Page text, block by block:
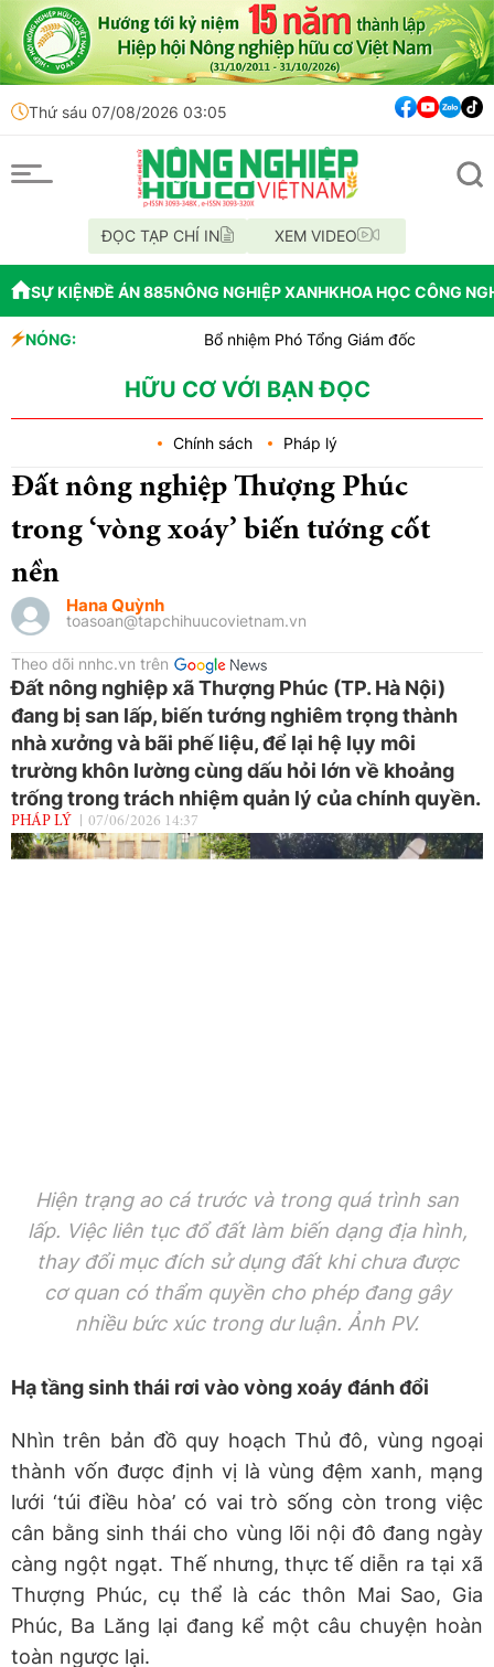
Thứ sáu 07/08/2026 03:05
ĐỌC TẠP CHÍ IN XEM VIDEO
SỰ KIỆNĐỀ ÁN 885NÔNG NGHIỆP XANHKHOA HỌC CÔNG
NÓNG:
Bổ nhiệm Phó Tổng Giám đốc Trung tâm Truyền
Bắc Ninh công bố quy hoạch chiến lược, chính
HỮU CƠ VỚI BẠN ĐỌC
Chính sách Pháp lý
Đất nông nghiệp Thượng Phúc
trong ‘vòng xoáy’ biến tướng cốt
nền
Hana Quỳnh
toasoan@tapchihuucovietnam.vn
Theo dõi nnhc.vn trên
Đất nông nghiệp xã Thượng Phúc (TP. Hà Nội)
đang bị san lấp, biến tướng nghiêm trọng thành
nhà xưởng và bãi phế liệu, để lại hệ lụy môi
trường khôn lường cùng dấu hỏi lớn về khoảng
trống trong trách nhiệm quản lý của chính quyền.
PHÁP LÝ 07/06/2026 14:37
Hiện trạng ao cá trước và trong quá trình san
lấp. Việc liên tục đổ đất làm biến dạng địa hình,
thay đổi mục đích sử dụng đất khi chưa được
cơ quan có thẩm quyền cho phép đang gây
nhiều bức xúc trong dư luận. Ảnh PV.
Hạ tầng sinh thái rơi vào vòng xoáy đánh đổi
Nhìn trên bản đồ quy hoạch Thủ đô, vùng ngoại
thành vốn được định vị là vùng đệm xanh, mạng
lưới ‘túi điều hòa’ có vai trò sống còn trong việc
cân bằng sinh thái cho vùng lõi nội đô đang ngày
càng ngột ngạt. Thế nhưng, thực tế diễn ra tại xã
Thượng Phúc, cụ thể là các thôn Mai Sao, Gia
Phúc, Ba Lăng lại đang kể một câu chuyện hoàn
toàn ngược lại.